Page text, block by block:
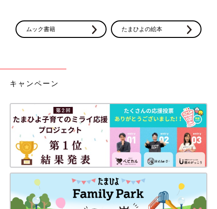
ムック書籍 たまひよの絵本
キャンペーン